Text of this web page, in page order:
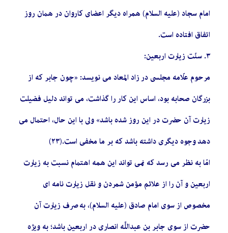
امام سجاد (علیه السلام) همراه دیگر اعضاى کاروان در همان روز
اتفاق افتاده است.
٣. سنّت زیارت اربعین‏:
مرحوم علّامه مجلسى در زاد المعاد مى‏ نویسد: «چون جابر که از
بزرگان صحابه بود، اساس این کار را گذاشت، مى‏ تواند دلیل فضیلت
زیارت آن حضرت در این روز شده باشد» ولى با این حال، احتمال مى‏
دهد وجوه دیگرى داشته باشد که بر ما مخفى است.(٢٣)
امّا به نظر مى‏ رسد که نمى‏ تواند این همه اهتمام نسبت به زیارت
اربعین و آن را از علائم مؤمن شمردن و نقل زیارت نامه‏ اى
مخصوص از سوى امام صادق (علیه السلام)، به صرف زیارت آن
حضرت از سوى جابر بن عبداللَّه انصارى در اربعین باشد؛ به ویژه